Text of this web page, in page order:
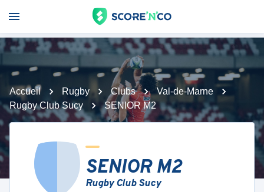
Accueil Rugby Clubs
Val-de-Marne
Rugby Club Sucy
SENIOR M2
SENIOR M2
Rugby Club Sucy